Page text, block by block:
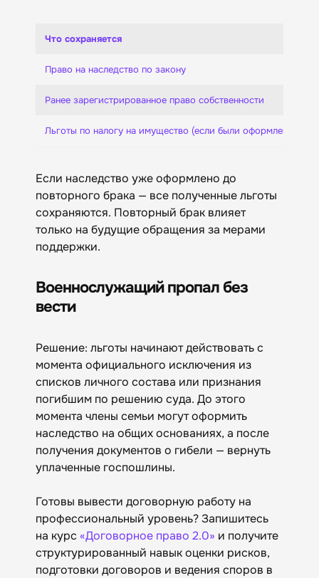
Что сохраняется
Право на наследство по закону
Ранее зарегистрированное право собственности
Льготы по налогу на имущество (если были оформлены до
Если наследство уже оформлено до
повторного брака — все полученные льготы
сохраняются. Повторный брак влияет
только на будущие обращения за мерами
поддержки.
Военнослужащий пропал без
вести
Решение: льготы начинают действовать с
момента официального исключения из
списков личного состава или признания
погибшим по решению суда. До этого
момента члены семьи могут оформить
наследство на общих основаниях, а после
получения документов о гибели — вернуть
уплаченные госпошлины.
Готовы вывести договорную работу на
профессиональный уровень? Запишитесь
на курс «Договорное право 2.0» и получите
структурированный навык оценки рисков,
подготовки договоров и ведения споров в